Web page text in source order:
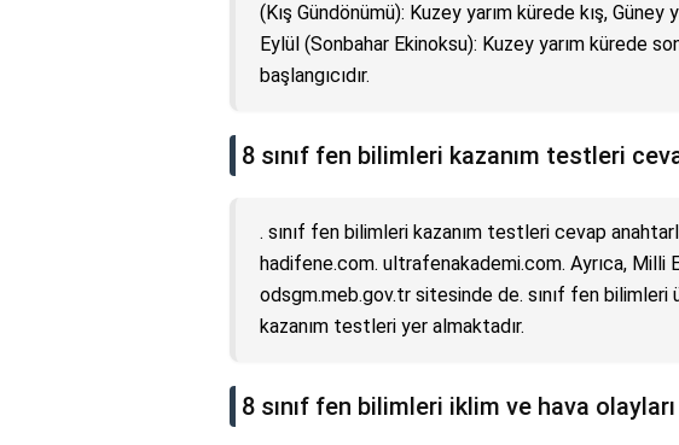
(Kış Gündönümü): Kuzey yarım kürede kış, Güney
Eylül (Sonbahar Ekinoksu): Kuzey yarım kürede
başlangıcıdır.
8 sınıf fen bilimleri kazanım testleri
. sınıf fen bilimleri kazanım testleri cevap
hadifene.com. ultrafenakademi.com. Ayrıca, Milli
odsgm.meb.gov.tr sitesinde de. sınıf fen
kazanım testleri yer almaktadır.
8 sınıf fen bilimleri iklim ve hava